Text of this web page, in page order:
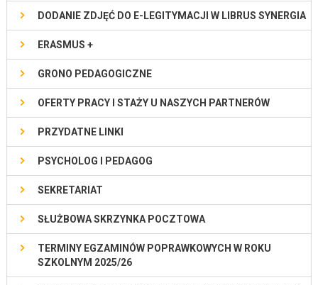
DODANIE ZDJĘĆ DO E-LEGITYMACJI W LIBRUS SYNERGIA
ERASMUS +
GRONO PEDAGOGICZNE
OFERTY PRACY I STAŻY U NASZYCH PARTNERÓW
PRZYDATNE LINKI
PSYCHOLOG I PEDAGOG
SEKRETARIAT
SŁUŻBOWA SKRZYNKA POCZTOWA
TERMINY EGZAMINÓW POPRAWKOWYCH W ROKU
SZKOLNYM 2025/26